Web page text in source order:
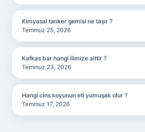
Kimyasal tanker gemisi ne taşır ?
Temmuz 25, 2026
Kafkas bar hangi ilimize aittir ?
Temmuz 23, 2026
Hangi cins koyunun eti yumuşak olur ?
Temmuz 17, 2026